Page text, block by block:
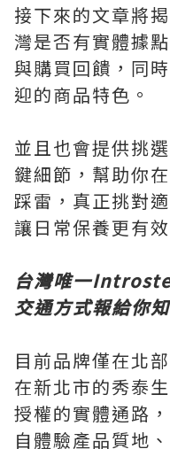
接下來的文章將
灣是否有實體據
與購買回饋，同
迎的商品特色。
並且也會提供挑
鍵細節，幫助你
踩雷，真正挑對
讓日常保養更有效
台灣唯一
交通方式報給你知
目前品牌僅在北
在新北市的秀泰
授權的實體通路
自體驗產品質地